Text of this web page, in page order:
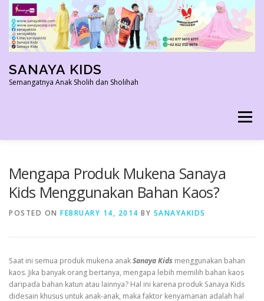
Skip
content
SANAYA KIDS
Semangatnya Anak Sholih dan Sholihah
Menu
Mengapa Produk Mukena Sanaya
Kids Menggunakan Bahan Kaos?
POSTED ON FEBRUARY 14, 2014 BY SANAYAKIDS
Saat ini semua produk mukena anakSanaya Kids menggunakan bahan
kaos. Jika banyak orang bertanya, mengapa lebih memilih bahan kaos
daripada bahan katun atau lainnya? Hal ini karena produk Sanaya Kids
didesain khusus untuk anak-anak, maka faktor kenyamanan adalah hal